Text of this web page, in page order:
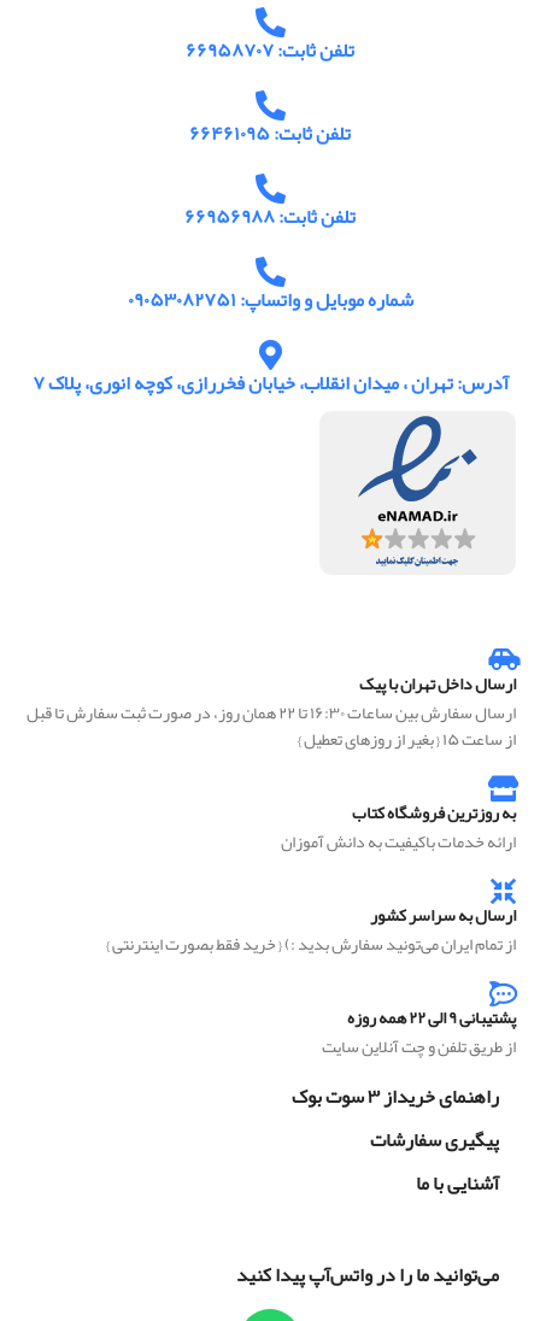
تلفن ثابت: ۶۶۹۵۸۷۰۷
تلفن ثابت: ۶۶۴۶۱۰۹۵
تلفن ثابت: ۶۶۹۵۶۹۸۸
شماره موبایل و واتساپ: ۰۹۰۵۳۰۸۲۷۵۱
آدرس: تهران ، میدان انقلاب، خیابان فخررازی، کوچه انوری، پلاک ۷
ارسال داخل تهران با پیک
ارسال سفارش بین ساعات ۱۶:۳۰ تا ۲۲ همان روز، در صورت ثبت سفارش تا قبل
از ساعت ۱۵ { بغیر از روزهای تعطیل }
به روزترین فروشگاه کتاب
ارائه خدمات باکیفیت به دانش آموزان
ارسال به سراسر کشور
از تمام ایران می‌تونید سفارش بدید :) { خرید فقط بصورت اینترنتی }
پشتیبانی ۹ الی ۲۲ همه روزه
از طریق تلفن و چت آنلاین سایت
راهنمای خریداز ۳ سوت بوک
پیگیری سفارشات
آشنایی با ما
می‌توانید ما را در واتس‌آپ پیدا کنید